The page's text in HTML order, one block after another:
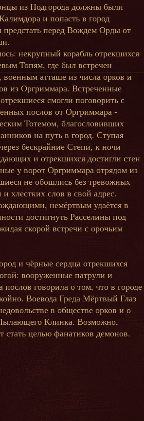
из Подгорода должны были
и попасть в город
перед Вождем Орды от
некрупный корабль отрекшихся
Топям, где был встречен
атташе из числа орков и
из Оргриммара. Встреченные
смогли поговорить с
послов от Оргриммара -
Тотемом, благословивших
на путь в город. Ступая
бескрайние Степи, к ночи
и отрекшихся достигли стен
у ворот Оргриммара отрядом из
не обошлись без тревожных
и хлестких слов в свой адрес.
немёртвым удаётся в
достигнуть Расселины под
скорой встречи с орочьим
и чёрные сердца отрекшихся
вооруженные патрули и
послов говорила о том, что в городе
Воевода Греда Мёртвый Глаз
в обществе орков и о
Клинка. Возможно,
стать целью фанатиков демонов.